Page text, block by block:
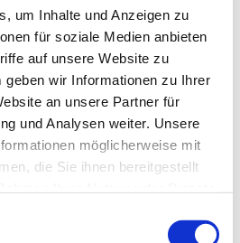
um Inhalte und Anzeigen zu
für soziale Medien anbieten
auf unsere Website zu
geben wir Informationen zu Ihrer
an unsere Partner für
und Analysen weiter. Unsere
möglicherweise mit
die Sie ihnen bereitgestellt
auch interessieren